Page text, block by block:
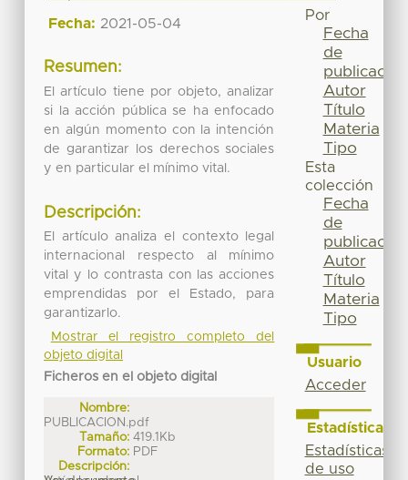
Fecha: 2021-05-04
Resumen:
El artículo tiene por objeto, analizar
si la acción pública se ha enfocado
en algún momento con la intención
de garantizar los derechos sociales
y en particular el mínimo vital.
Descripción:
El artículo analiza el contexto legal
internacional respecto al mínimo
vital y lo contrasta con las acciones
emprendidas por el Estado, para
garantizarlo.
Mostrar el registro completo del
objeto digital
Ficheros en el objeto digital
Nombre:
PUBLICACION.pdf
Tamaño: 419.1Kb
Formato: PDF
Descripción:
Por
Fecha
de
publicación
Autor
Título
Materia
Tipo
Esta
colección
Fecha
de
publicación
Autor
Título
Materia
Tipo
Usuario
Acceder
Estadísticas
Estadísticas
de uso